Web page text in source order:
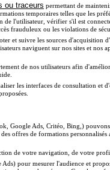
ou traceurs permettant de
temporaires telles que les
de l'utilisateur, vérifier s'il est
frauduleux ou les violations de
et suivre les sources d'acquisition
naviguent sur nos sites et nos
de nos utilisateurs afin
les interfaces de consultation et
Google Ads, Critéo, Bing,)
offres de formations
de votre navigation, de votre
pour mesurer l'audience et